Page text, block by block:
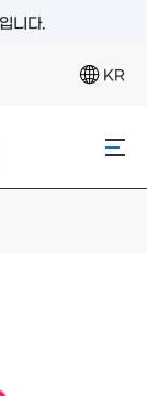
니다.
KR